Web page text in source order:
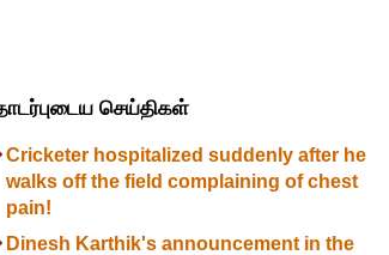
செய்திகள்
Cricketer hospitalized suddenly after he
walks off the field complaining of chest
pain!
Dinesh Karthik's announcement in the